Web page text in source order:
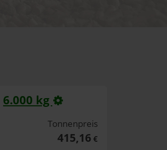
6.000 kg
Tonnenpreis
415,16 €